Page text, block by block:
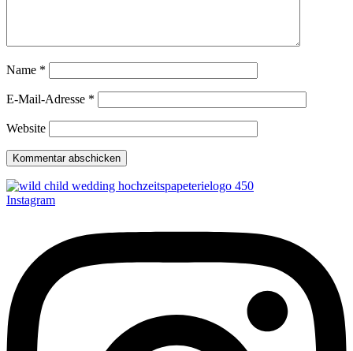
Name *
E-Mail-Adresse *
Website
Instagram